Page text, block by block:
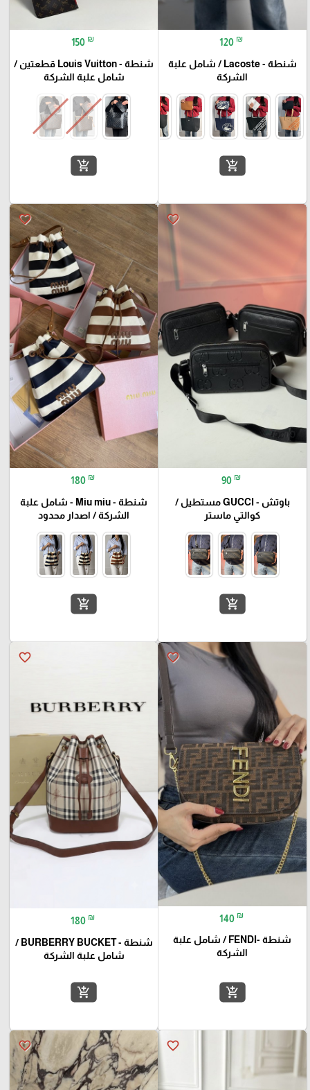
120 ₪
شنطة - Lacoste / شامل علبة
الشركة
add_shopping_cart
150 ₪
شنطة - Louis Vuitton قطعتين /
شامل علبة الشركة
add_shopping_cart
favorite_border
90 ₪
باوتش - GUCCI مستطيل /
كوالتي ماستر
add_shopping_cart
favorite_border
180 ₪
شنطة - Miu miu - شامل علبة
الشركة / اصدار محدود
add_shopping_cart
favorite_border
140 ₪
شنطة -FENDI / شامل علبة
الشركة
add_shopping_cart
favorite_border
180 ₪
شنطة - BURBERRY BUCKET /
شامل علبة الشركة
add_shopping_cart
favorite_border
favorite_border